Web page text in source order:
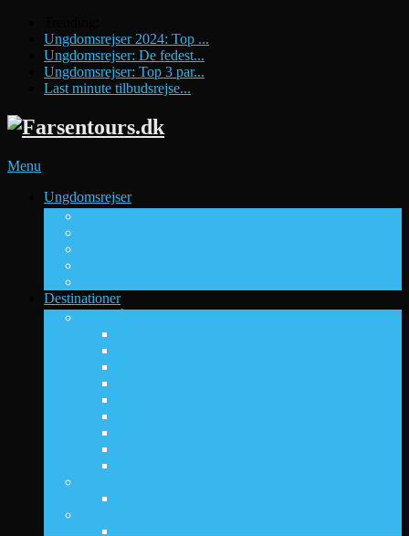
Ungdomsrejser 2024: Top ...
Ungdomsrejser: De fedest...
Ungdomsrejser: Top 3 par...
Last minute tilbudsrejse...
Menu
Ungdomsrejser
Ungdomsrejsebureauer
Destinationer
Fede Rejsemål